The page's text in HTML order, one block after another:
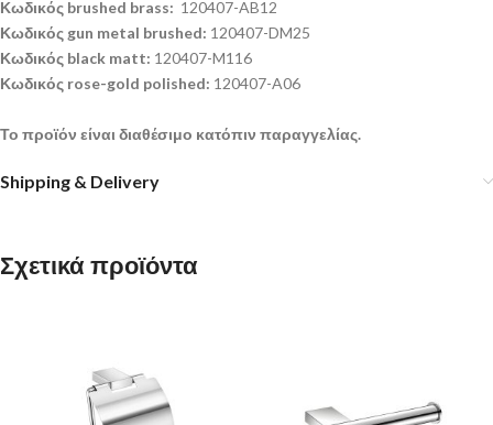
Κωδικός brushed brass: 120407-AB12
Κωδικός gun metal brushed: 120407-DM25
Κωδικός black matt: 120407-M116
Κωδικός rose-gold polished: 120407-A06
Το προϊόν είναι διαθέσιμο κατόπιν παραγγελίας.
Shipping & Delivery
Σχετικά προϊόντα